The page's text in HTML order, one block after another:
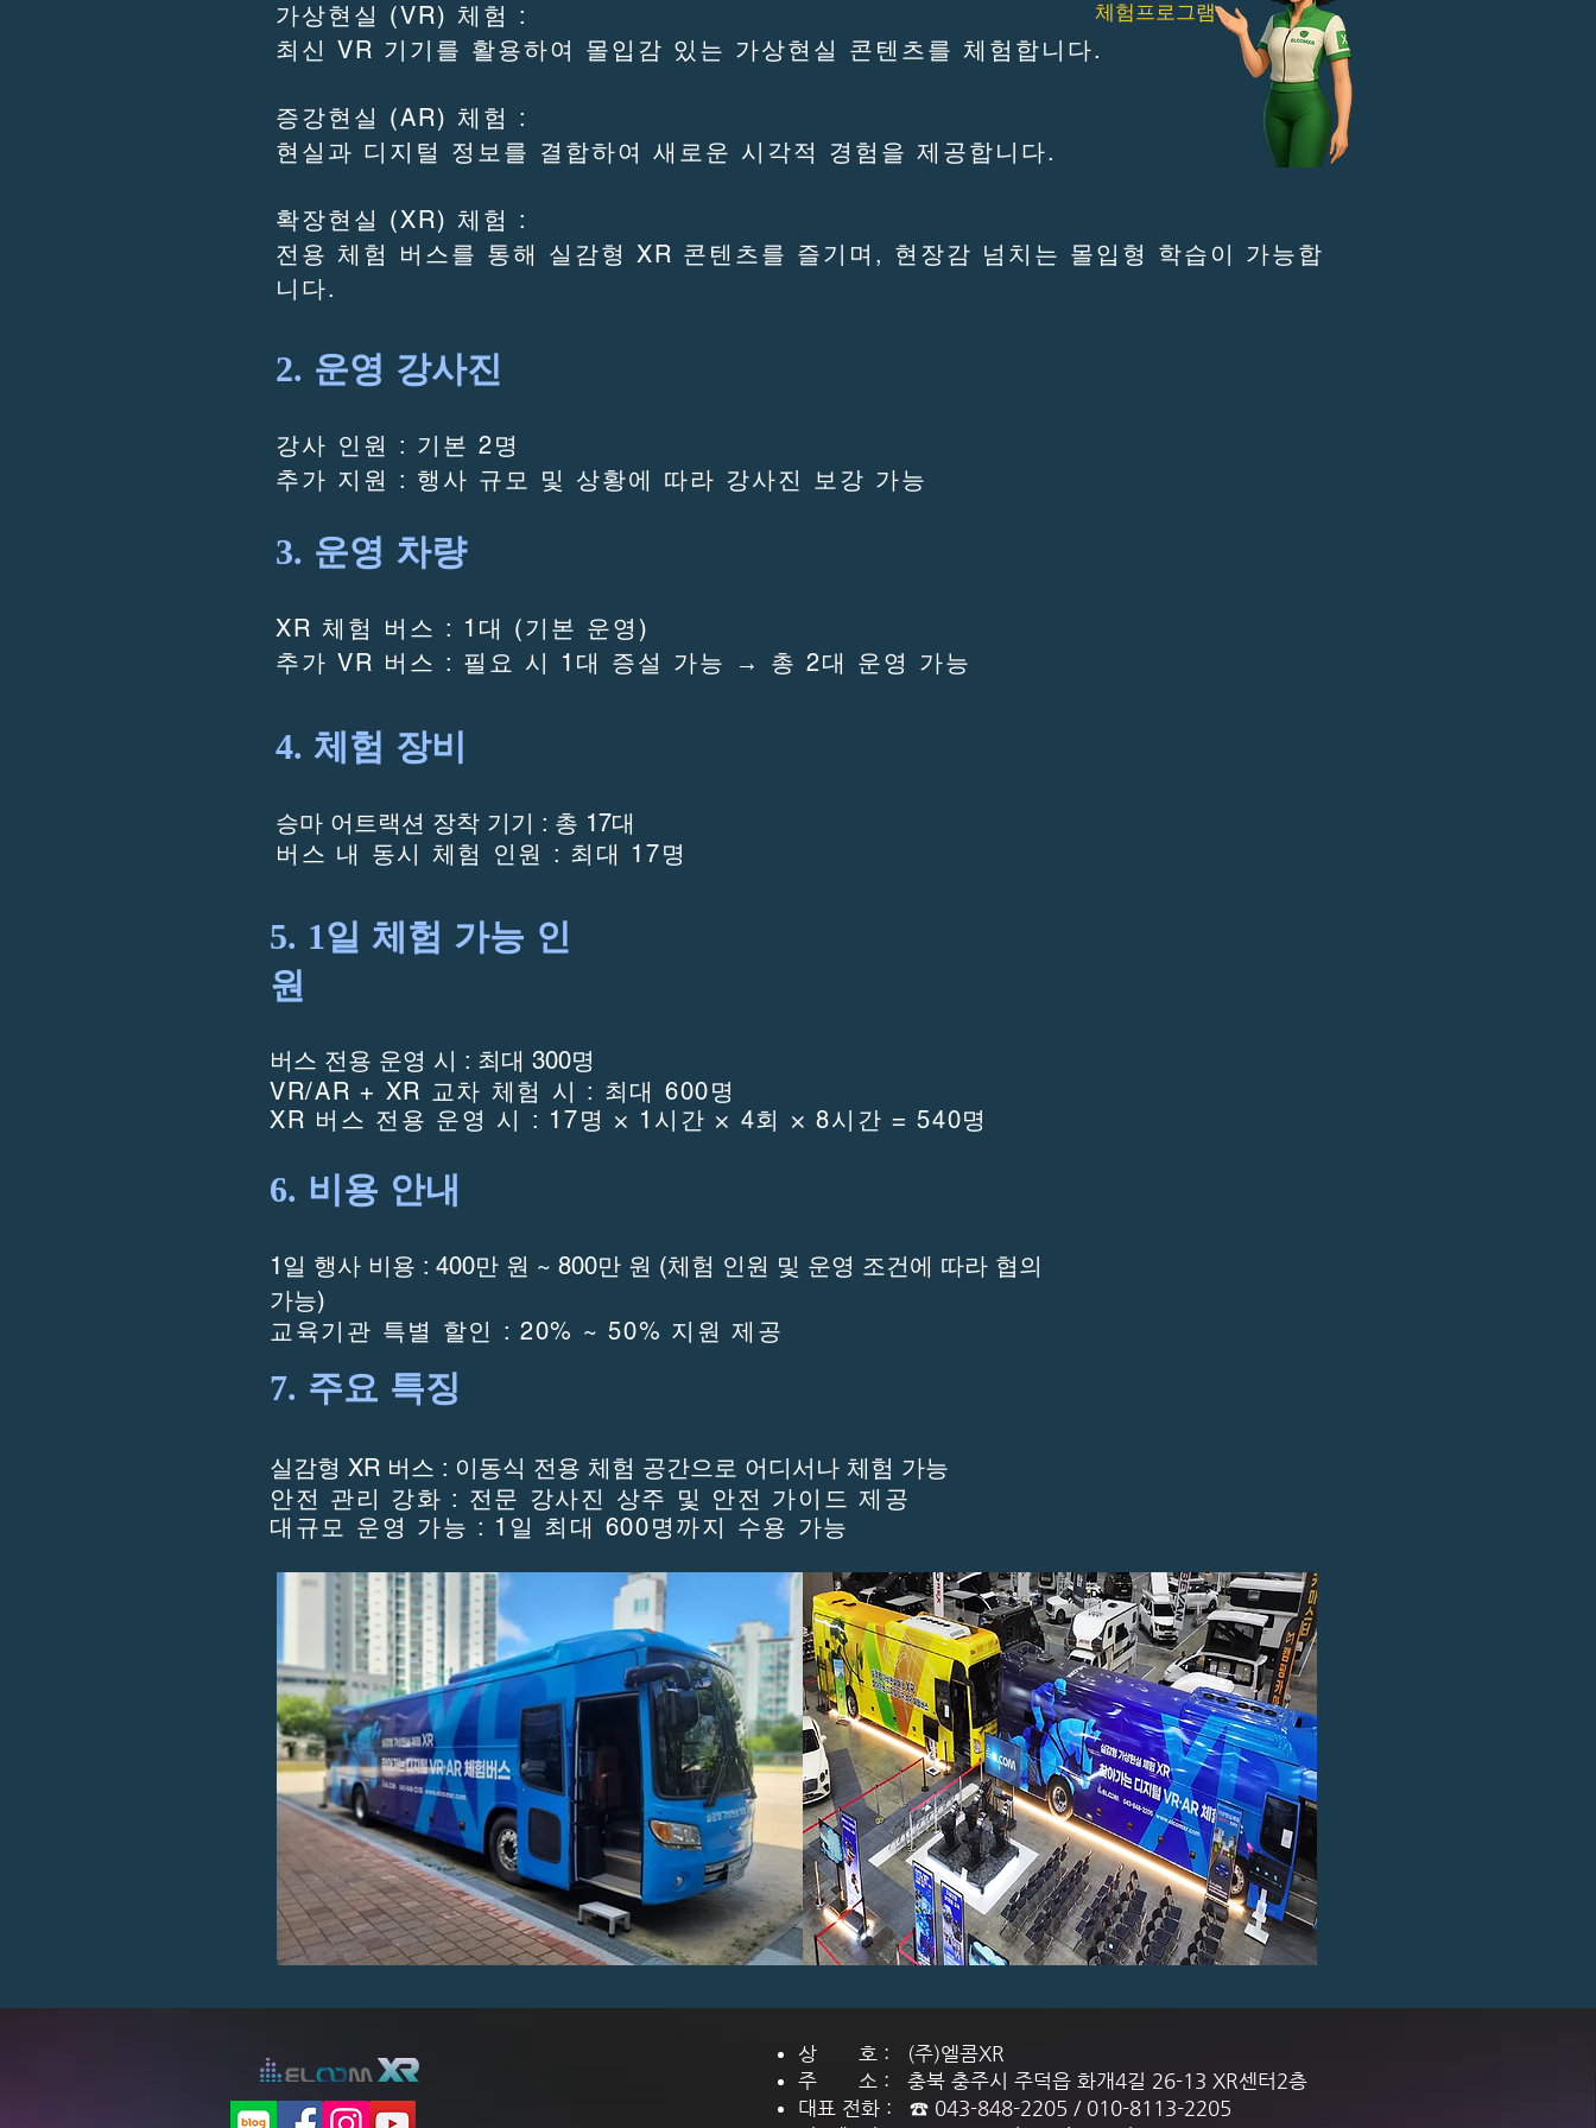
가상현실 (VR) 체험 :
최신 VR 기기를 활용하여 몰입감 있는 가상현실 콘텐츠를 체험합니다.
증강현실 (AR) 체험 :
현실과 디지털 정보를 결합하여 새로운 시각적 경험을 제공합니다.
확장현실 (XR) 체험 :
전용 체험 버스를 통해 실감형 XR 콘텐츠를 즐기며, 현장감 넘치는 몰입형 학습이 가능합
니다.
체험프로그램
2. 운영 강사진
강사 인원 : 기본 2명
추가 지원 : 행사 규모 및 상황에 따라 강사진 보강 가능
3. 운영 차량
XR 체험 버스 : 1대 (기본 운영)
추가 VR 버스 : 필요 시 1대 증설 가능 → 총 2대 운영 가능
4. 체험 장비
승마 어트랙션 장착 기기 : 총 17대
버스 내 동시 체험 인원 : 최대 17명
5. 1일 체험 가능 인
원
버스 전용 운영 시 : 최대 300명
VR/AR + XR 교차 체험 시 : 최대 600명
XR 버스 전용 운영 시 : 17명 × 1시간 × 4회 × 8시간 = 540명
6. 비용 안내
1일 행사 비용 : 400만 원 ~ 800만 원 (체험 인원 및 운영 조건에 따라 협의
가능)
교육기관 특별 할인 : 20% ~ 50% 지원 제공
7. 주요 특징
실감형 XR 버스 : 이동식 전용 체험 공간으로 어디서나 체험 가능
안전 관리 강화 : 전문 강사진 상주 및 안전 가이드 제공
대규모 운영 가능 : 1일 최대 600명까지 수용 가능
상 호 : (주)엘콤XR
주 소 : 충북 충주시 주덕읍 화개4길 26-13 XR센터2층
대표 전화 : ☎ 043-848-2205 / 010-8113-2205